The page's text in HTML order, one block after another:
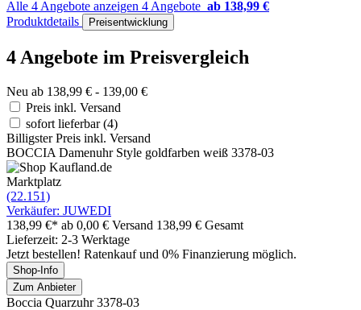
Alle 4 Angebote anzeigen 4 Angebote ab 138,99 €
Produktdetails
Preisentwicklung
4 Angebote im Preisvergleich
Neu ab 138,99 € - 139,00 €
Preis inkl. Versand
sofort lieferbar(4)
Billigster Preis inkl. Versand
BOCCIA Damenuhr Style goldfarben weiß 3378-03
Marktplatz
(22.151)
Verkäufer: JUWEDI
138,99 €* ab 0,00 € Versand 138,99 € Gesamt
Lieferzeit: 2-3 Werktage
Jetzt bestellen! Ratenkauf und 0% Finanzierung möglich.
Shop-Info
Zum Anbieter
Boccia Quarzuhr 3378-03